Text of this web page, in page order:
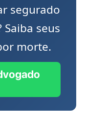
segurado
Saiba seus
morte.